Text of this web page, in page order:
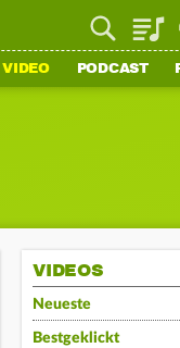
VIDEO PODCAST
VIDEOS
Neueste
Bestgeklickt